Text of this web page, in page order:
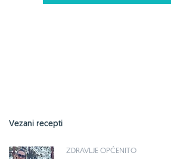
Vezani recepti
ZDRAVLJE OPĆENITO